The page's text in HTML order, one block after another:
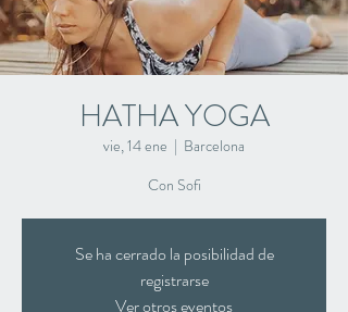
HATHA YOGA
vie, 14 ene
  |
Barcelona
Con Sofi
Se ha cerrado la posibilidad de
registrarse
Ver otros eventos